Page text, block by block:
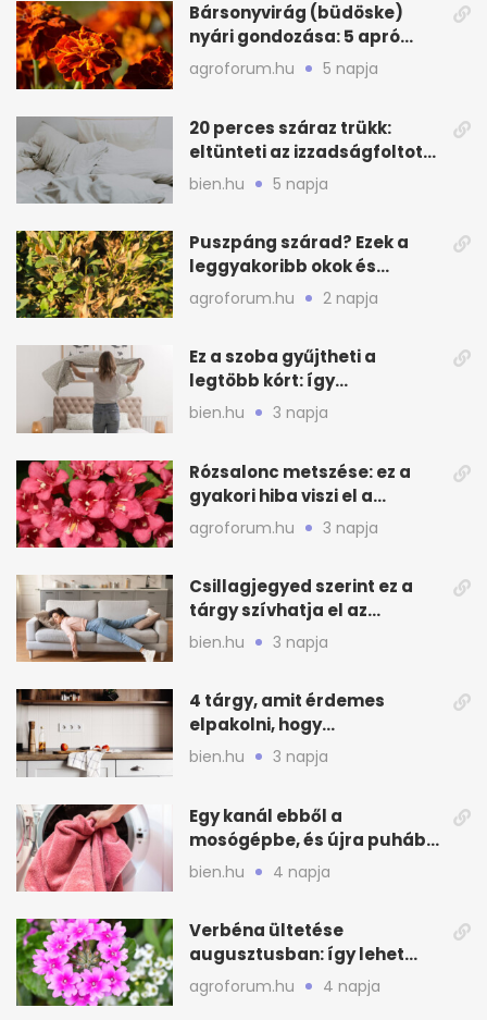
Bársonyvirág (büdöske)
nyári gondozása: 5 apró
lépés a dús virágzásért
agroforum.hu 5 napja
20 perces száraz trükk:
eltünteti az izzadságfoltot
és a szagot a matracról
bien.hu 5 napja
Puszpáng szárad? Ezek a
leggyakoribb okok és
teendők
agroforum.hu 2 napja
Ez a szoba gyűjtheti a
legtöbb kórt: így
mélytisztítsd otthon
bien.hu 3 napja
Rózsalonc metszése: ez a
gyakori hiba viszi el a
virágzást
agroforum.hu 3 napja
Csillagjegyed szerint ez a
tárgy szívhatja el az
otthonod energiáját
bien.hu 3 napja
4 tárgy, amit érdemes
elpakolni, hogy
hűvösebbnek tűnjön a lakás
bien.hu 3 napja
Egy kanál ebből a
mosógépbe, és újra puhább
lesz a törölköző
bien.hu 4 napja
Verbéna ültetése
augusztusban: így lehet
még idén virágos a kert
agroforum.hu 4 napja